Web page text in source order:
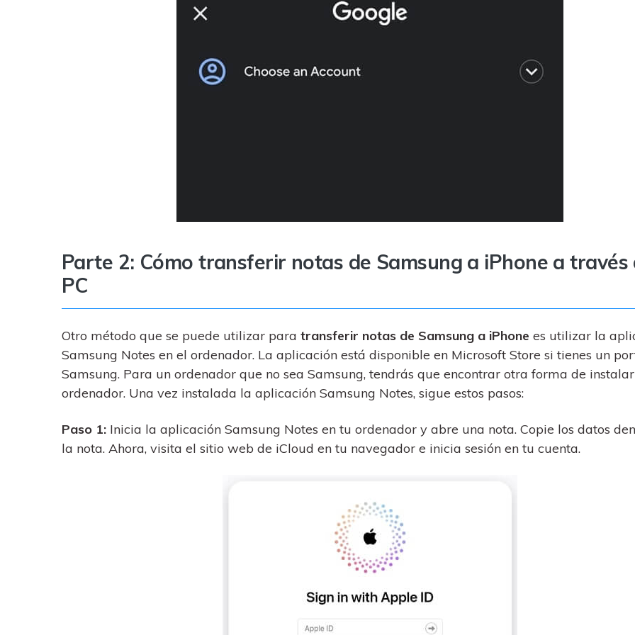
Parte 2: Cómo transferir notas de Samsung a iPhone a través
PC
Otro método que se puede utilizar para transferir notas de Samsung a iPhone es utilizar la
Samsung Notes en el ordenador. La aplicación está disponible en Microsoft Store si tienes un
Samsung. Para un ordenador que no sea Samsung, tendrás que encontrar otra forma de
ordenador. Una vez instalada la aplicación Samsung Notes, sigue estos pasos:
Paso 1: Inicia la aplicación Samsung Notes en tu ordenador y abre una nota. Copie los datos
la nota. Ahora, visita el sitio web de iCloud en tu navegador e inicia sesión en tu cuenta.